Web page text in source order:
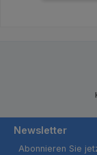
Newsletter
Abonnieren Sie